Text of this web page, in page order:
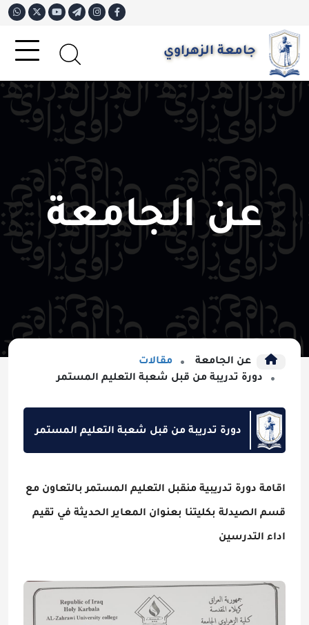
جامعة الزهراوي
عن الجامعة
عن الجامعة
مقالات
دورة تدريبة من قبل شعبة التعليم المستمر
دورة تدريبة من قبل شعبة التعليم المستمر
اقامة دورة تدريبية منقبل التعليم المستمر بالتعاون مع
قسم الصيدلة بكليتنا بعنوان المعاير الحديثة في تقيم
اداء التدرسين